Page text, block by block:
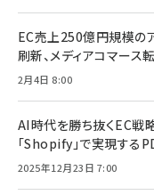
EC売上250億円規模の
刷新、メディアコマース
2月4日 8:00
AI時代を勝ち抜くEC戦
「Shopify」で実現する
2025年12月23日 7:00